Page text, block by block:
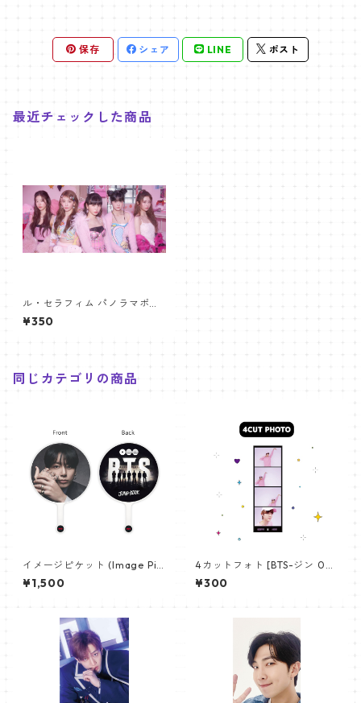
保存 シェア LINE ポスト
最近チェックした商品
ル・セラフィム パノラマポス
ター (LE SSERAFIM Poster) 7
00*330mm 【lesserafim-0
¥350
同じカテゴリの商品
イメージピケット (Image Pic
ket) うちわ - ジョングク (JU
NGKOOK_19)
¥1,500
4カットフォト [BTS-ジン 02]
4CUT PHOTO BTS-JIN 02
¥300